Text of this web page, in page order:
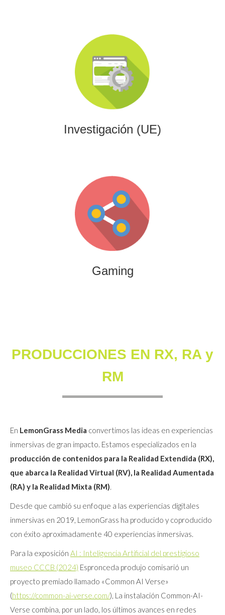
Investigación (UE)
Investigación (UE)
Impulsamos proyectos de I+D+i alineados con programas
europeos, conectando innovación tecnológica con
financiación estratégica.
Gaming
Gaming
Desarrollamos experiencias interactivas y videojuegos
que combinan entretenimiento, innovación y engagement
para marcas y audiencias.
PRODUCCIONES EN RX, RA y
RM
En LemonGrass Media convertimos las ideas en experiencias
inmersivas de gran impacto. Estamos especializados en la
producción de contenidos para la Realidad Extendida (RX),
que abarca la Realidad Virtual (RV), la Realidad Aumentada
(RA) y la Realidad Mixta (RM).
Desde que cambió su enfoque a las experiencias digitales
inmersivas en 2019, LemonGrass ha producido y coproducido
con éxito aproximadamente 40 experiencias inmersivas.
Para la exposición AI : Inteligencia Artificial del prestigioso
museo CCCB (2024) Espronceda produjo comisarió un
proyecto premiado llamado «Common AI Verse»
(https://common-ai-verse.com/), La instalación Common-AI-
Verse combina, por un lado, los últimos avances en redes